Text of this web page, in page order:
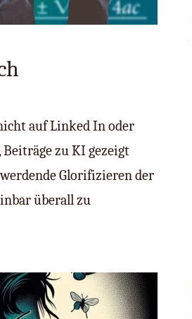
auf Linked In oder
zu KI gezeigt
Glorifizieren der
überall zu